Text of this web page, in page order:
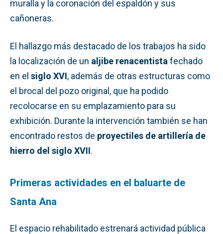
muralla y la coronación del espaldón y sus
cañoneras.
El hallazgo más destacado de los trabajos ha sido
la localización de un aljibe renacentista fechado
en el siglo XVI, además de otras estructuras como
el brocal del pozo original, que ha podido
recolocarse en su emplazamiento para su
exhibición. Durante la intervención también se han
encontrado restos de proyectiles de artillería de
hierro del siglo XVII.
Primeras actividades en el baluarte de
Santa Ana
El espacio rehabilitado estrenará actividad pública